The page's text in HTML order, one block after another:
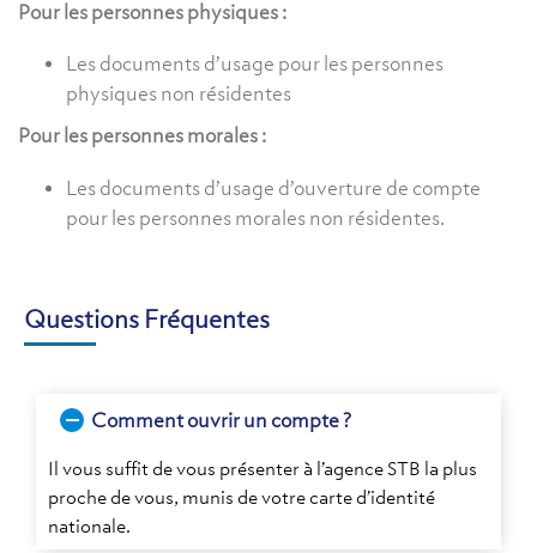
Pour les personnes physiques :
Les documents d’usage pour les personnes
physiques non résidentes
Pour les personnes morales :
Les documents d’usage d’ouverture de compte
pour les personnes morales non résidentes.
Questions Fréquentes
Comment ouvrir un compte ?
Il vous suffit de vous présenter à l’agence STB la plus
proche de vous, munis de votre carte d’identité
nationale.